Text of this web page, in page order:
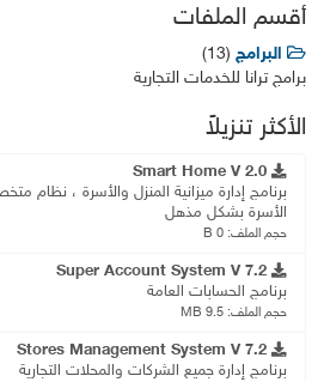
أقسم الملفات
البرامج (13)
برامج ترانا للخدمات التجارية
الأكثر تنزيلاً
برنامج إدارة ميزانية المنزل والأسرة ، نظام
الأسرة بشكل مذهل
حجم الملف: 0 B
برنامج الحسابات العامة
حجم الملف: 9.5 MB
برنامج إدارة جميع الشركات والمحلات التجارية